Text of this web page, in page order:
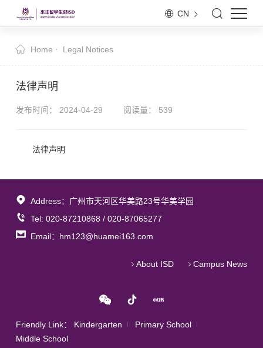
CN
Home Legal Notices
法律声明
发布时间： 2024-04-29 阅读量： 539
法律声明
Address：广州市天河区华美路23号华美学园
Tel: 020-87210868 / 020-87065277
Email：hm123@huamei163.com
About ISD Campus News
Friendly Link： Kindergarten
Primary School
Middle School